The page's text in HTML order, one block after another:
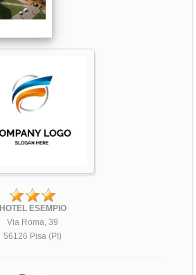
HOTEL ESEMPIO
Via Roma, 39
56126 Pisa (PI)